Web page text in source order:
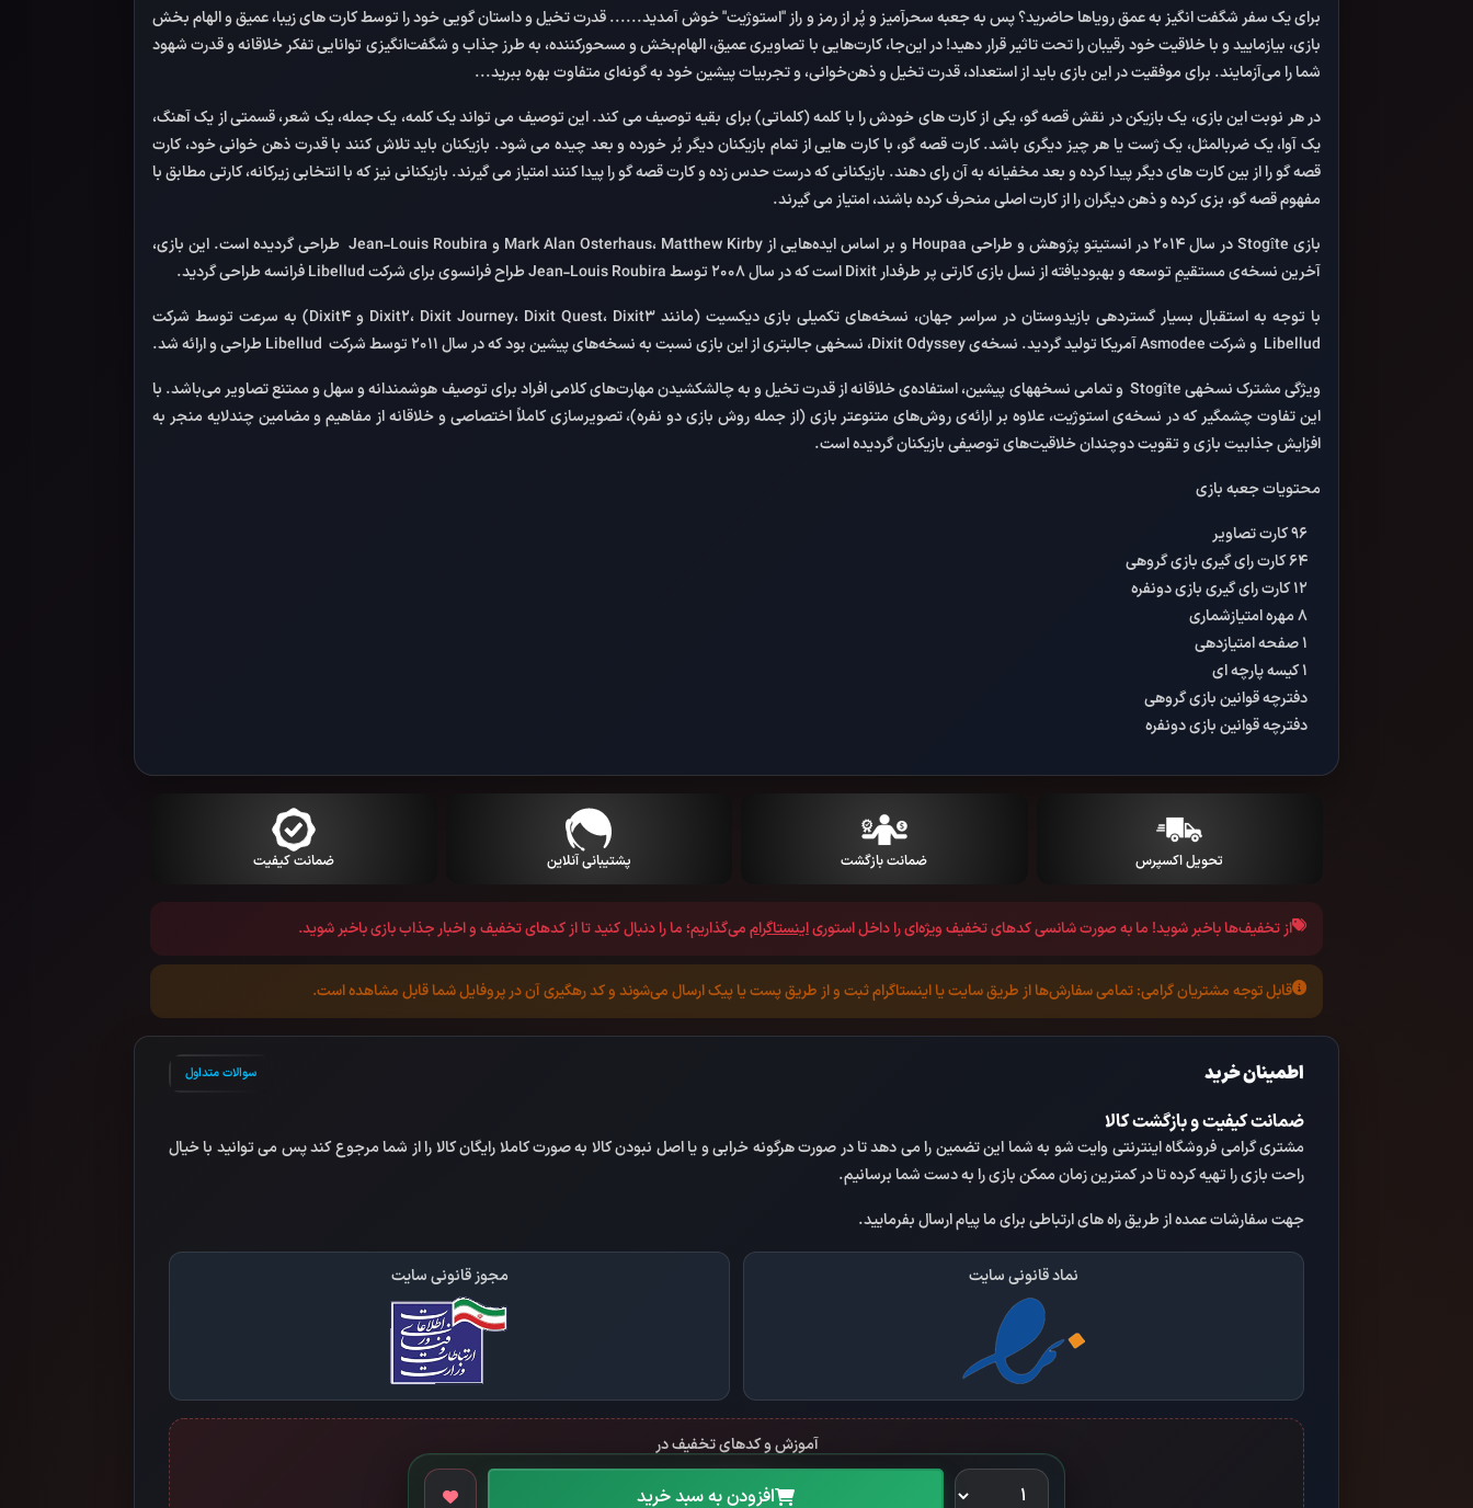
برای یک سفر شگفت انگیز به عمق رویاها حاضرید؟ پس به جعبه سحرآمیز و پُر از رمز و راز "استوژیت" خوش آمدید...... قدرت تخیل و داستان گویی خود را توسط کارت های زیبا، عمیق و الهام بخش
بازی، بیازمایید و با خلاقیت خود رقیبان را تحت تاثیر قرار دهید! در این‌جا، کارت‌هایی با تصاویری عمیق، الهام‌بخش و مسحورکننده، به طرز جذاب و شگفت‌انگیزی توانایی تفکر خلاقانه و قدرت شهود
شما را می‌آزمایند. برای موفقیت در این بازی باید از استعداد، قدرت تخیل و ذهن‌خوانی، و تجربیات پیشین خود به گونه‌ای متفاوت بهره ببرید...
در هر نوبت این بازی، یک بازیکن در نقش قصه گو، یکی از کارت های خودش را با کلمه (کلماتی) برای بقیه توصیف می کند. این توصیف می تواند یک کلمه، یک جمله، یک شعر، قسمتی از یک آهنگ،
یک آوا، یک ضرب­المثل، یک ژست یا هر چیز دیگری باشد. کارت قصه گو، با کارت هایی از تمام بازیکنان دیگر بُر خورده و بعد چیده می شود. بازیکنان باید تلاش کنند با قدرت ذهن خوانی خود، کارت
قصه گو را از بین کارت های دیگر پیدا کرده و بعد مخفیانه به آن رای دهند. بازیکنانی که درست حدس زده و کارت قصه گو را پیدا کنند امتیاز می گیرند. بازیکنانی نیز که با انتخابی زیرکانه، کارتی مطابق با
مفهوم قصه گو، بزی کرده و ذهن دیگران را از کارت اصلی منحرف کرده باشند، امتیاز می گیرند.
بازی Stogîte در سال 2014 در انستیتو پژوهش و طراحی Houpaa و بر اساس ایده‌هایی از Mark Alan Osterhaus، Matthew Kirby و Jean-Louis Roubira طراحی گردیده است. این بازی،
آخرین نسخه‌ی مستقیمِ توسعه و بهبودیافته از نسل بازی کارتی پر طرفدار Dixit است که در سال 2008 توسط Jean-Louis Roubira طراح فرانسوی برای شرکت Libellud فرانسه طراحی گردید.
با توجه به استقبال بسیار گسترده­ی بازی­دوستان در سراسر جهان، نسخه‌های تکمیلی بازی دیکسیت (مانند Dixit2، Dixit Journey، Dixit Quest، Dixit3 و Dixit4) به سرعت توسط شرکت
Libellud و شرکت Asmodee آمریکا تولید گردید. نسخه‌ی Dixit Odyssey، نسخه­ی جالبتری از این بازی نسبت به نسخه‌های پیشین بود که در سال 2011 توسط شرکت Libellud طراحی و ارائه شد.
ویژگی مشترک نسخه­ی Stogîte و تمامی نسخه­های پیشین، استفاده‌ی خلاقانه از قدرت تخیل و به چالش­کشیدن مهارت‌های کلامی افراد برای توصیف هوشمندانه و سهل و ممتنع تصاویر می‌باشد. با
این تفاوت چشمگیر که در نسخه‌ی استوژیت، علاوه بر ارائه‌ی روش‌های متنوع­تر بازی (از جمله روش بازی دو نفره)، تصویرسازی کاملاً اختصاصی و خلاقانه‌ از مفاهیم و مضامین چندلایه منجر به
افزایش جذابیت بازی و تقویت دوچندان خلاقیت‌های توصیفی بازیکنان گردیده است.
محتویات جعبه بازی
دفترچه قوانین بازی گروهی
دفترچه قوانین بازی دونفره
تحویل اکسپرس ضمانت بازگشت پشتیبانی آنلاین ضمانت کیفیت
از تخفیف‌ها باخبر شوید! ما به صورت شانسی کد‌های تخفیف ویژه‌ای را داخل استوریاینستاگراممی‌گذاریم؛ ما را دنبال کنید تا از کد‌های تخفیف و اخبار جذاب بازی باخبر شوید.
قابل توجه مشتریان گرامی:تمامی سفارش‌ها از طریق سایت یا اینستاگرام ثبت و از طریق پست یا پیک ارسال می‌شوند و کد رهگیری آن در پروفایل شما قابل مشاهده است.
اطمینان خرید سوالات متداول
ضمانت کیفیت و بازگشت کالا
مشتری گرامی فروشگاه اینترنتی وایت شو به شما این تضمین را می دهد تا در صورت هرگونه خرابی و یا اصل نبودن کالا به صورت کاملا رایگان کالا را از شما مرجوع کند پس می توانید با خیال
راحت بازی را تهیه کرده تا در کمترین زمان ممکن بازی را به دست شما برسانیم.
جهت سفارشات عمده از طریق راه های ارتباطی برای ما پیام ارسال بفرمایید.
نماد قانونی سایت مجوز قانونی سایت
آموزش و کدهای تخفیف در
افزودن به سبد خرید